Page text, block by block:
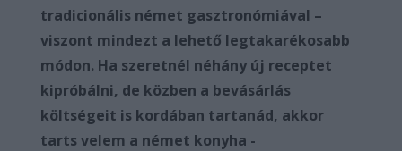
tradicionális német gasztronómiával –
viszont mindezt a lehető legtakarékosabb
módon. Ha szeretnél néhány új receptet
kipróbálni, de közben a bevásárlás
költségeit is kordában tartanád, akkor
tarts velem a német konyha -